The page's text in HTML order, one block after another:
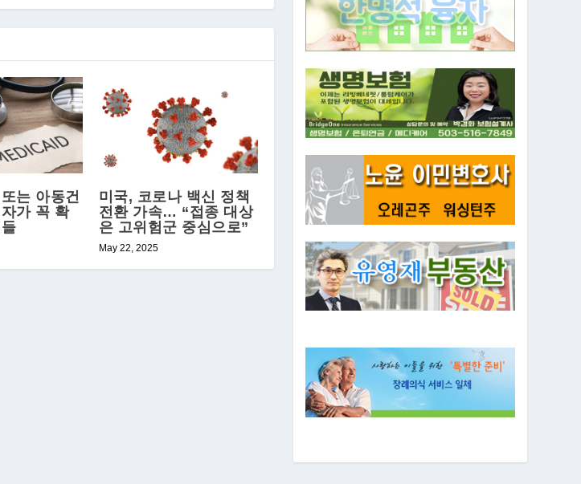
는 아동건
가 꼭 확
미국, 코로나 백신 정책
전환 가속… “접종 대상
은 고위험군 중심으로”
May 22, 2025